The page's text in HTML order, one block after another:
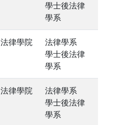
學士後法律
學系
法律學院
法律學系
學士後法律
學系
法律學院
法律學系
學士後法律
學系